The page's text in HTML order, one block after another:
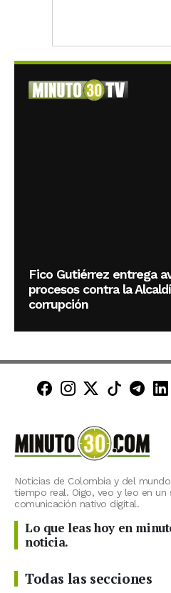
Fico Gutiérrez entrega
procesos contra la
corrupción
Minuto30 en
Minuto30 en
Minuto30
Noticias de Colombia y del
tiempo real. Oigo, veo y leo en un
comunicación nativo digital.
Lo que leas hoy en
noticia.
Todas las secciones